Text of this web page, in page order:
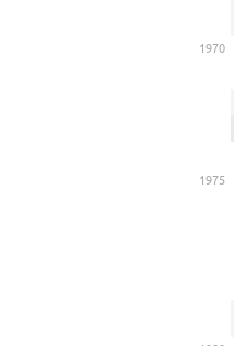
1970
1975